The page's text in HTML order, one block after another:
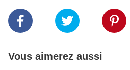
Vous aimerez aussi